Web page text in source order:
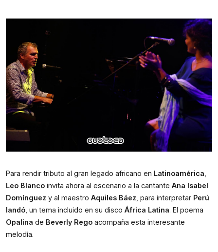
Para rendir tributo al gran legado africano en Latinoamérica
Leo Blanco invita ahora al escenario a la cantante Ana Isabel
Domínguez y al maestro Aquiles Báez , para interpretar Perú
landó , un tema incluido en su disco África Latina. El poema
Opalina de Beverly Rego acompaña esta interesante
melodía.